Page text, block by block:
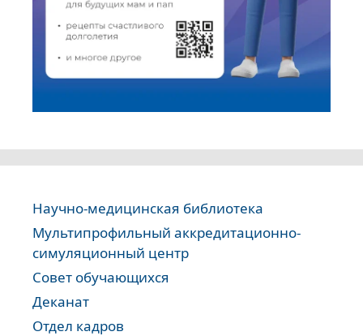
Научно-медицинская библиотека
Мультипрофильный аккредитационно-
симуляционный центр
Совет обучающихся
Деканат
Отдел кадров